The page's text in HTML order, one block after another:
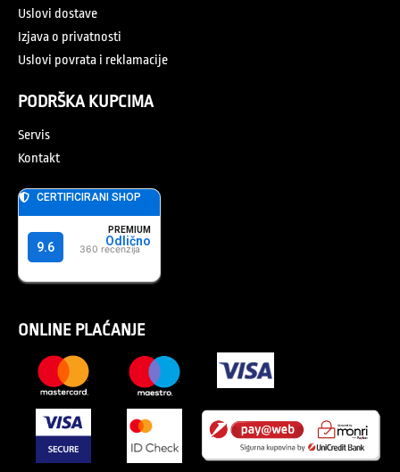
Uslovi dostave
Izjava o privatnosti
Uslovi povrata i reklamacije
PODRŠKA KUPCIMA
Servis
Kontakt
ONLINE PLAĆANJE